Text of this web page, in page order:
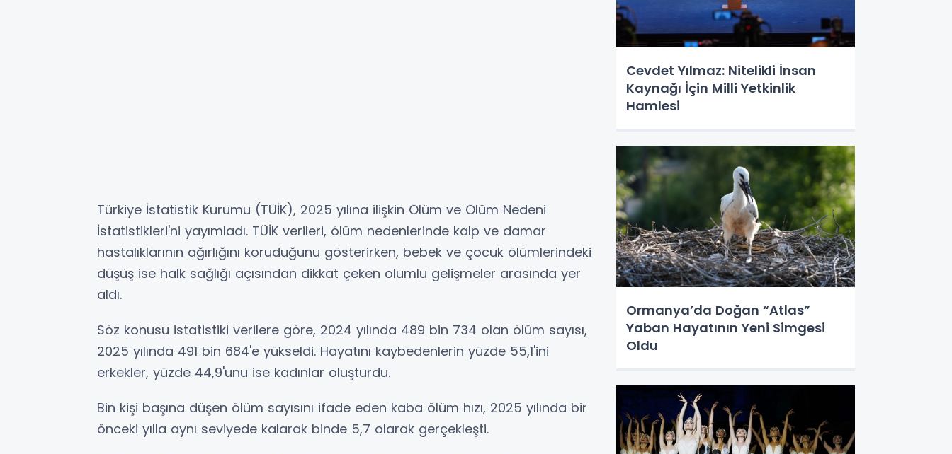
Türkiye İstatistik Kurumu (TÜİK), 2025 yılına ilişkin Ölüm ve Ölüm Nedeni
İstatistikleri'ni yayımladı. TÜİK verileri, ölüm nedenlerinde kalp ve damar
hastalıklarının ağırlığını koruduğunu gösterirken, bebek ve çocuk ölümlerindeki
düşüş ise halk sağlığı açısından dikkat çeken olumlu gelişmeler arasında yer
aldı.
Söz konusu istatistiki verilere göre, 2024 yılında 489 bin 734 olan ölüm sayısı,
2025 yılında 491 bin 684'e yükseldi. Hayatını kaybedenlerin yüzde 55,1'ini
erkekler, yüzde 44,9'unu ise kadınlar oluşturdu.
Bin kişi başına düşen ölüm sayısını ifade eden kaba ölüm hızı, 2025 yılında bir
önceki yılla aynı seviyede kalarak binde 5,7 olarak gerçekleşti.
Cevdet Yılmaz: Nitelikli İnsan
Kaynağı İçin Milli Yetkinlik
Hamlesi
Ormanya’da Doğan “Atlas”
Yaban Hayatının Yeni Simgesi
Oldu